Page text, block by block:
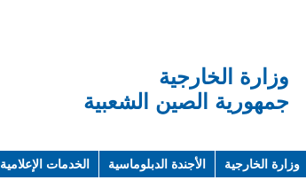
وزارة الخارجية
جمهورية الصين الشعبية
وزارة الخارجية الأجندة الدبلوماسية الخدمات الإعلامية